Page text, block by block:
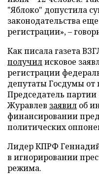
"Яблоко" допустила
законодательства
регистрации», –
Как писала газета
получилисковое
регистрации
депутаты Госдумы от
Председатель
Журавлев заявил об
финансировании
политических
Лидер КПРФ
в игнорировании
режима.